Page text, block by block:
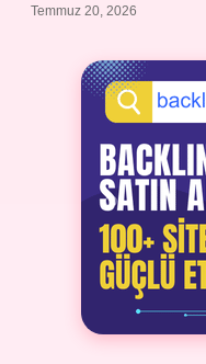
Temmuz 20, 2026